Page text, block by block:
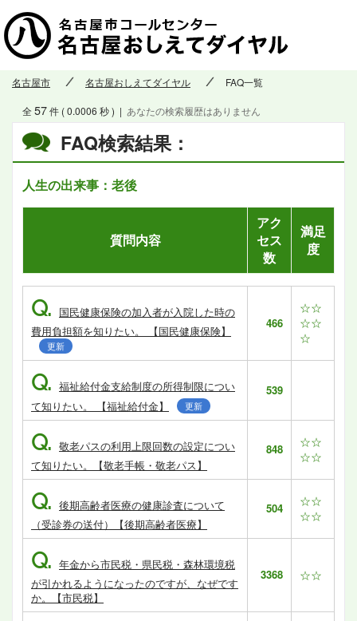
名古屋市 名古屋おしえてダイヤル FAQ一覧
FAQ検索結果：
人生の出来事：老後
全57件 ( 0.0006 秒 ) | あなたの検索履歴はありません
質問内容
アク
セス
数
満足
度
Q. 国民健康保険の加入者が入院した時の
費用負担額を知りたい。 【国民健康保険】
更新
466
☆☆
☆☆
☆
Q. 福祉給付金支給制度の所得制限につい
て知りたい。 【福祉給付金】
更新
539
Q. 敬老パスの利用上限回数の設定につい
て知りたい。【敬老手帳・敬老パス】
848
☆☆
☆☆
Q. 後期高齢者医療の健康診査について
（受診券の送付）【後期高齢者医療】
504
☆☆
☆☆
Q. 年金から市民税・県民税・森林環境税
が引かれるようになったのですが、なぜです
か。【市民税】
3368 ☆☆